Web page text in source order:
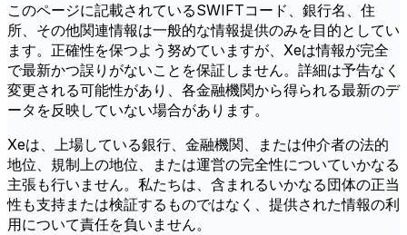
このページに記載されているSWIFTコード、銀行名、住
所、その他関連情報は一般的な情報提供のみを目的としてい
ます。正確性を保つよう努めていますが、Xeは情報が完全
で最新かつ誤りがないことを保証しません。詳細は予告なく
変更される可能性があり、各金融機関から得られる最新のデ
ータを反映していない場合があります。
Xeは、上場している銀行、金融機関、または仲介者の法的
地位、規制上の地位、または運営の完全性についていかなる
主張も行いません。私たちは、含まれるいかなる団体の正当
性も支持または検証するものではなく、提供された情報の利
用について責任を負いません。